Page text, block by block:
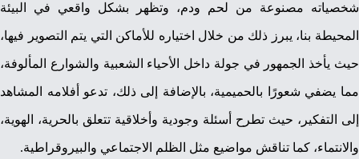
شخصياته مصنوعة من لحم ودم، وتظهر بشكل واقعي في البيئة
المحيطة بنا، يبرز ذلك من خلال اختياره للأماكن التي يتم التصوير فيها،
حيث يأخذ الجمهور في جولة داخل الأحياء الشعبية والشوارع المألوفة،
مما يضفي شعورًا بالحميمية، بالإضافة إلى ذلك، تدعو أفلامه المشاهد
إلى التفكير، حيث تطرح أسئلة وجودية وأخلاقية تتعلق بالحرية، الهوية،
والانتماء، كما تناقش مواضيع مثل الظلم الاجتماعي والبيروقراطية.